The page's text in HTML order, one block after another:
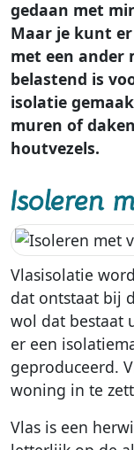
gedaan met
Maar je kunt
met een ander
belastend is
isolatie
muren of
houtvezels.
Isoleren
Vlasisolatie
dat ontstaat bij
wol dat bestaat
er een
geproduceerd.
woning in te
Vlas is een